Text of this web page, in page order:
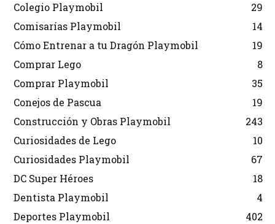
Colegio Playmobil
29
Comisarías Playmobil
14
Cómo Entrenar a tu Dragón Playmobil
19
Comprar Lego
8
Comprar Playmobil
35
Conejos de Pascua
19
Construcción y Obras Playmobil
243
Curiosidades de Lego
10
Curiosidades Playmobil
67
DC Super Héroes
18
Dentista Playmobil
4
Deportes Playmobil
402